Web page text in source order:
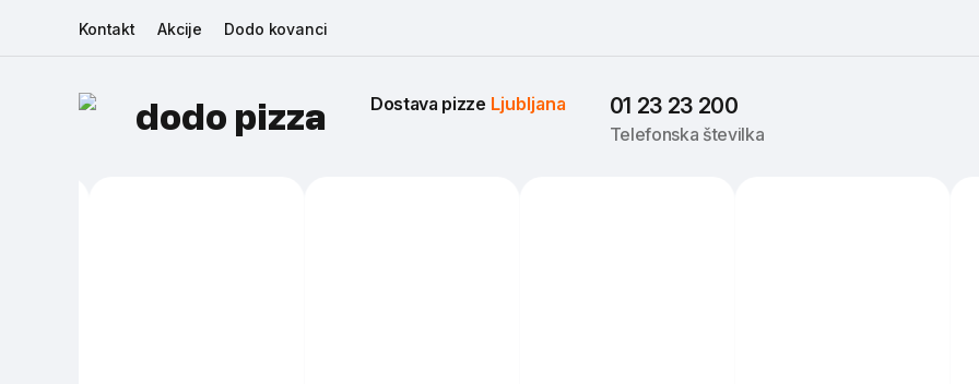
Kontakt Akcije Dodo kovanci
dodo pizza Dostava pizze Ljubljana 01 23 23 200
Telefonska številka